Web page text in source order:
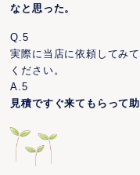
なと思った。
Q.5
実際に当店に依頼してみ
ください。
A.5
見積ですぐ来てもらって助